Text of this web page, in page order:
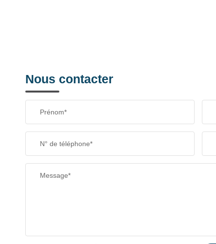
Nous contacter
Prénom*
N° de téléphone*
Message*